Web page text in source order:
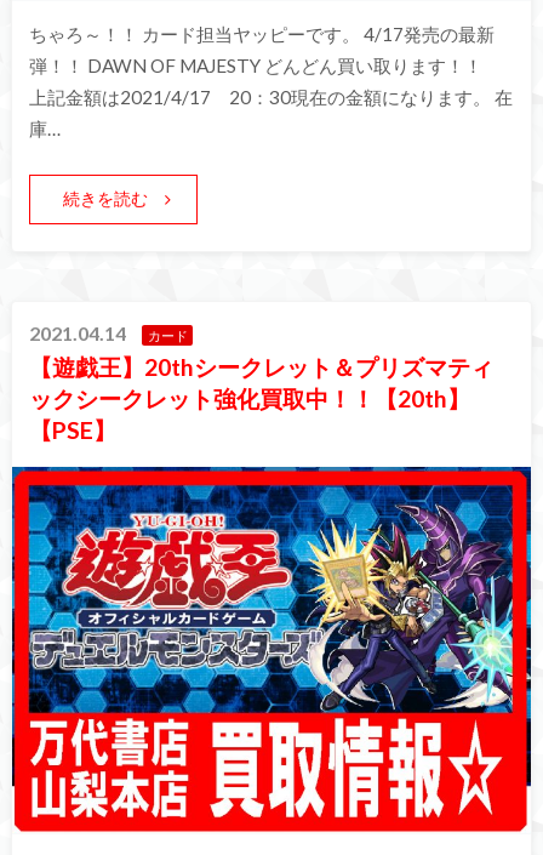
ちゃろ～！！ カード担当ヤッピーです。 4/17発売の最新
弾！！ DAWN OF MAJESTY どんどん買い取ります！！
上記金額は2021/4/17 20：30現在の金額になります。 在
庫…
続きを読む
2021.04.14 カード
【遊戯王】20thシークレット＆プリズマティ
ックシークレット強化買取中！！【20th】
【PSE】